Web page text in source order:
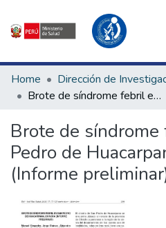
Communities & Collections
All of DSpace
Estadísticas Externas
Enlaces de interés ▾
Home
Brote de síndrome febril en San Pedro de Huacarpana, Chincha (Informe preliminar)
Brote de síndrome
Pedro de
(Informe